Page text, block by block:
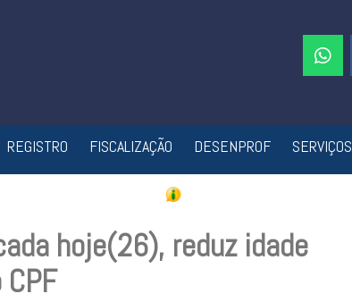
REGISTRO FISCALIZAÇÃO DESENPROF SERVIÇOS
hoje(26), reduz idade